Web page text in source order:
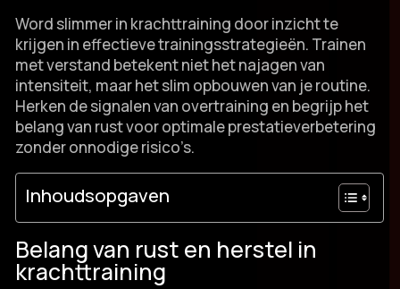
Word slimmer in krachttraining door inzicht te
krijgen in effectieve trainingsstrategieën.​ Trainen
met verstand betekent niet het najagen van
intensiteit, maar het slim opbouwen van je routine.​
Herken de signalen van overtraining en begrijp het
belang van rust voor optimale prestatieverbetering
zonder onnodige risico’s.​
Inhoudsopgaven
Belang van rust en herstel in
krachttraining